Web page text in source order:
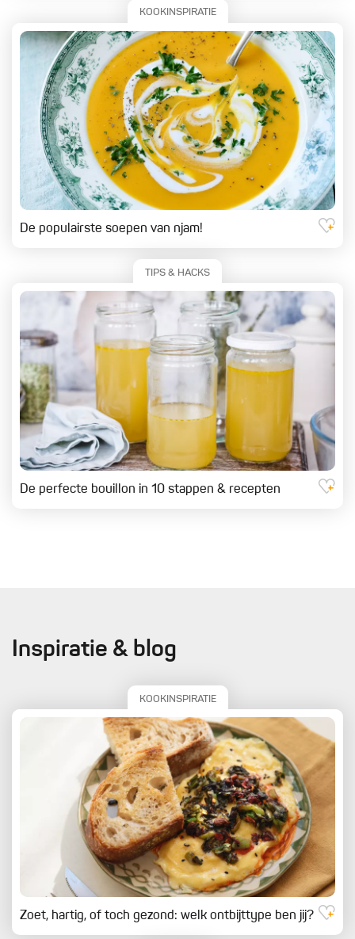
KOOKINSPIRATIE
De populairste soepen van njam!
TIPS & HACKS
De perfecte bouillon in 10 stappen & recepten
Inspiratie & blog
KOOKINSPIRATIE
Zoet, hartig, of toch gezond: welk ontbijttype ben jij?